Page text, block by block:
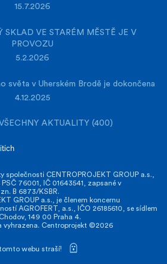
15.7.2026
SKLAD VE STARÉM MĚSTĚ JE V
PROVOZU
5.2.2026
světa v Uherském Brodě je dokončena
4.12.2025
AKTUALITY (400)
CENTROPROJEKT GROUP a.s.,
76001, IČ 01643541, zapsané v
B 6873/KSBR.
GROUP a.s., je členem koncernu
AGROFERT, a.s., IČO 26185610, se sídlem
149 00 Praha 4.
vyhrazena. Centroprojekt ©2026
webu straší!